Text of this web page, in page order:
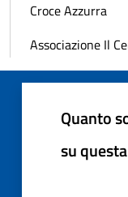
Croce Azzurra
Associazione Il
Quanto
su